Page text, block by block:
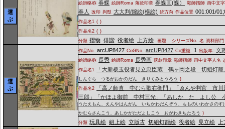
選
ぶ
絵師略称 春蝶 絵師Roma 落款印章 春蝶画(蝶） 彫師摺師 画中文
春人 改印 判型 大大判/錦絵(横絵) 続方向 作品位置 001:001/
作品名1 ( )
作品名2 ( )
分類 摺物 俳諧 役者絵 上方絵 画題 シリーズNo. 名 資料部門
選
ぶ
作品No. arcUP8427 CoGNo. arcUP8427 Co重複: 1 出版年: 文
絵師略称 長秀 絵師Roma 長秀画 落款印章 彫師摺師 画中文字人名
作品名1
「大新板玉役者見立忠臣蔵 鶴ヶ岡之段 切組灯籠
しんぐら つるがおかのだん きりくみとうろう
)
作品名2
「高ノ師直 中むら歌右衛門」「ゑんや判官 市
三郎」「かほよ御前 中村三光」「あしかゞたゞよし公
うたえもん、えんやはんがん いちかわだんぞう、もものいわかさの
かむらさんこう、あしかがただよしこう おがわきちたろう
)
分類 玩具絵 組上絵 立版古 切組灯籠絵 役者絵 見立絵